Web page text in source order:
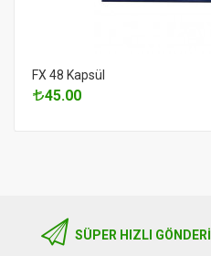
FX 48 Kapsül
45.00
SÜPER HIZLI GÖNDERI